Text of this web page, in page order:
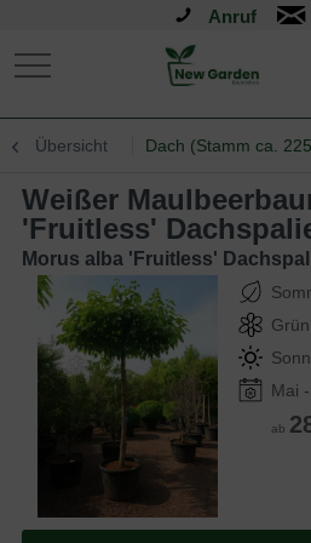
Anruf
Übersicht Dach (Stamm ca.
Weißer Maulbeerbaum 'Fruitless'
'Fruitless'
Morus alba 'Fruitless'
Grün
Mai
ab